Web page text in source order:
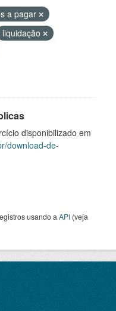
a pagar
liquidação
disponibilizado em
download-de-
usando a API (veja